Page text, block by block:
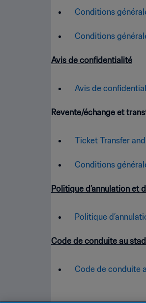
Conditions
Conditions
Avis de confidentialité
Avis de
Revente/échange et
Ticket Transfer
Conditions
Politique d’annulation et
Politique
Code de conduite au
Code de conduite